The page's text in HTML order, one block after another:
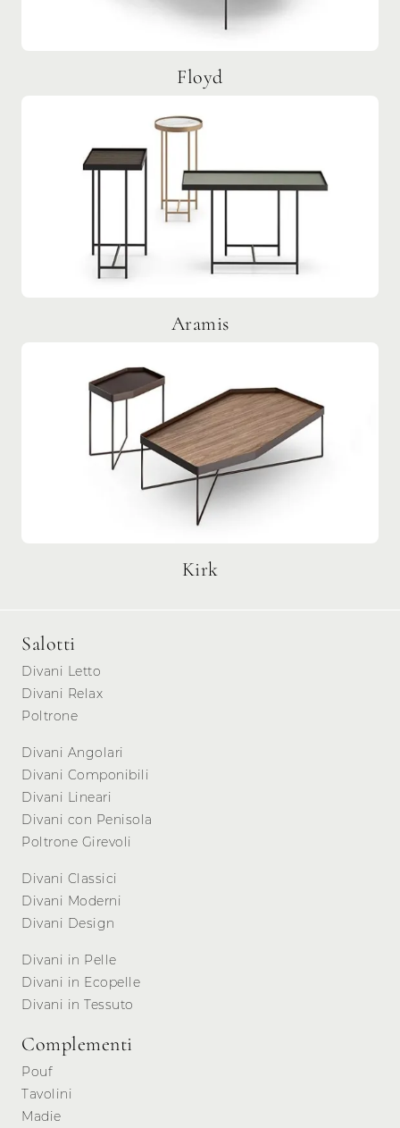
Floyd
Aramis
Kirk
Salotti
Divani Letto
Divani Relax
Poltrone
Divani Angolari
Divani Componibili
Divani Lineari
Divani con Penisola
Poltrone Girevoli
Divani Classici
Divani Moderni
Divani Design
Divani in Pelle
Divani in Ecopelle
Divani in Tessuto
Complementi
Pouf
Tavolini
Madie